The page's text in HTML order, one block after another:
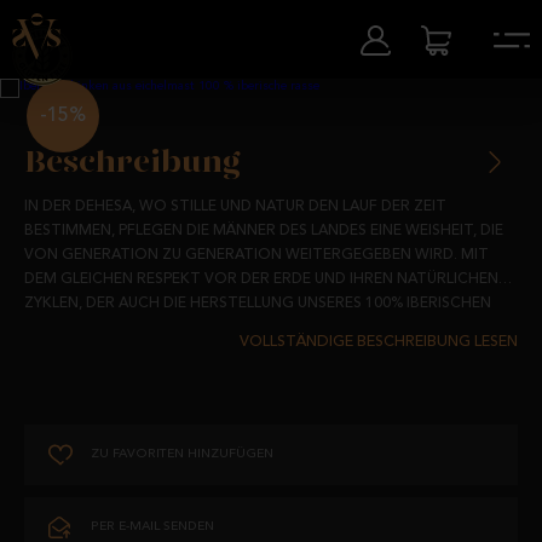
-15%
Beschreibung
IN DER DEHESA, WO STILLE UND NATUR DEN LAUF DER ZEIT
BESTIMMEN, PFLEGEN DIE MÄNNER DES LANDES EINE WEISHEIT, DIE
VON GENERATION ZU GENERATION WEITERGEGEBEN WIRD. MIT
DEM GLEICHEN RESPEKT VOR DER ERDE UND IHREN NATÜRLICHEN
ZYKLEN, DER AUCH DIE HERSTELLUNG UNSERES 100% IBERISCHEN
DIESER SCHINKEN IST EIN MEISTERWERK, DAS ERGEBNIS DER
EXQUISITEN GESCHMACK HINAUS EINE HOMMAGE AN DIE NATUR
IN UNSEREN DEHESAS, WO DIE IBERISCHEN SCHWEINE FREI
UNSERER STEINEICHEN PERFEKTIONIERT JEDES STÜCK.
ZU FAVORITEN HINZUFÜGEN
PER E-MAIL SENDEN